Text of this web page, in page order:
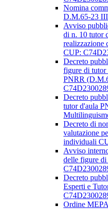
Nomina
D.M.65-23
Avviso
di n. 10 tutor
realizzazione
CUP:
Decreto
figure di tutor
PNRR
Decreto
tutor d'aula
Decreto di
valutazione
individuali
Avviso
delle figure di
Decreto
Esperti e
Ordine